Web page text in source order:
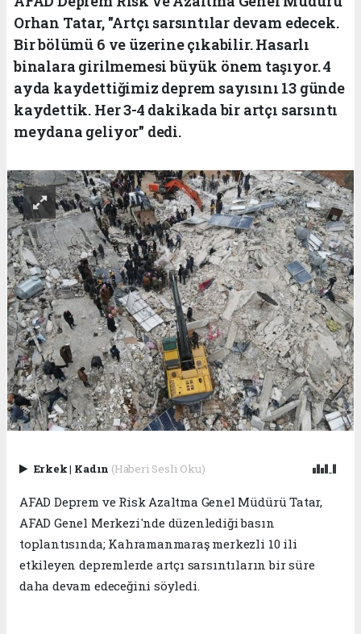
Orhan Tatar, "Artçı sarsıntılar devam edecek.
Bir bölümü 6 ve üzerine çıkabilir. Hasarlı
binalara girilmemesi büyük önem taşıyor. 4
ayda kaydettiğimiz deprem sayısını 13 günde
kaydettik. Her 3-4 dakikada bir artçı sarsıntı
meydana geliyor" dedi.
Erkek| Kadın (Haberi Sesli Oku)
AFAD Deprem ve Risk Azaltma Genel Müdürü Tatar,
AFAD Genel Merkezi'nde düzenlediği basın
toplantısında; Kahramanmaraş merkezli 10 ili
etkileyen depremlerde artçı sarsıntıların bir süre
daha devam edeceğini söyledi.